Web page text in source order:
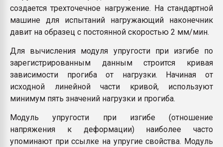
создается трехточечное нагружение. На стандартной
машине для испытаний нагружающий наконечник
давит на образец с постоянной скоростью 2 мм/мин.
Для вычисления модуля упругости при изгибе по
зарегистрированным данным строится кривая
зависимости прогиба от нагрузки. Начиная от
исходной линейной части кривой, используют
минимум пять значений нагрузки и прогиба.
Модуль упругости при изгибе (отношение
напряжения к деформации) наиболее часто
упоминают при ссылке на упругие свойства. Модуль